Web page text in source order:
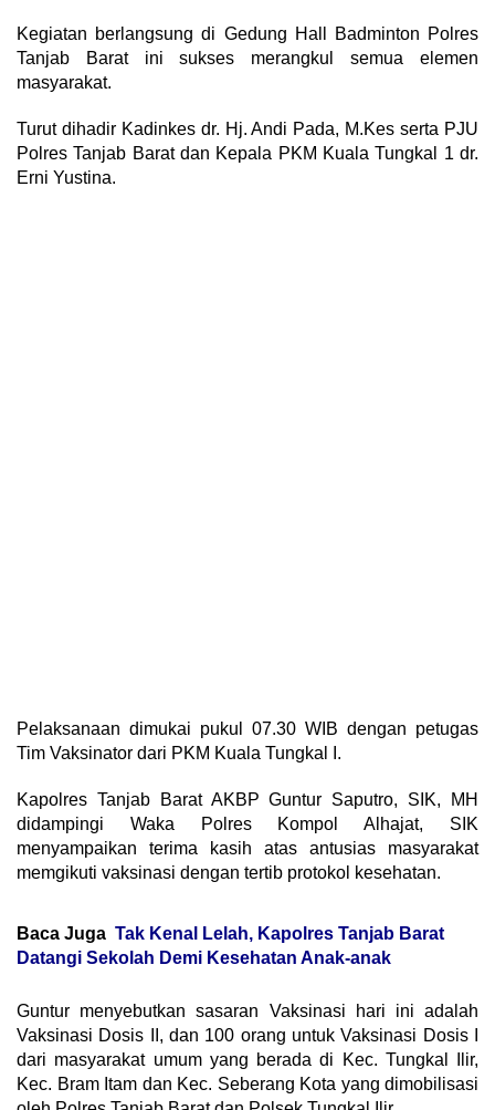
Kegiatan berlangsung di Gedung Hall Badminton Polres
Tanjab Barat ini sukses merangkul semua elemen
masyarakat.
Turut dihadir Kadinkes dr. Hj. Andi Pada, M.Kes serta PJU
Polres Tanjab Barat dan Kepala PKM Kuala Tungkal 1 dr.
Erni Yustina.
Pelaksanaan dimukai pukul 07.30 WIB dengan petugas
Tim Vaksinator dari PKM Kuala Tungkal I.
Kapolres Tanjab Barat AKBP Guntur Saputro, SIK, MH
didampingi Waka Polres Kompol Alhajat, SIK
menyampaikan terima kasih atas antusias masyarakat
memgikuti vaksinasi dengan tertib protokol kesehatan.
Baca Juga Tak Kenal Lelah, Kapolres Tanjab Barat
Datangi Sekolah Demi Kesehatan Anak-anak
Guntur menyebutkan sasaran Vaksinasi hari ini adalah
Vaksinasi Dosis II, dan 100 orang untuk Vaksinasi Dosis I
dari masyarakat umum yang berada di Kec. Tungkal Ilir,
Kec. Bram Itam dan Kec. Seberang Kota yang dimobilisasi